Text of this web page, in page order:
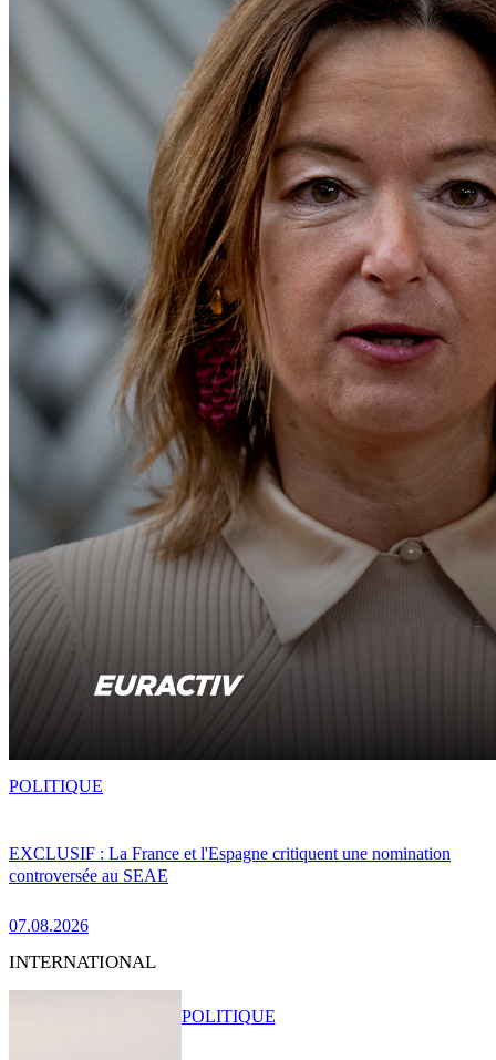
EXCLUSIF : La France et l'Espagne critiquent une nomination
controversée au SEAE
07.08.2026
POLITIQUE
INTERNATIONAL
POLITIQUE